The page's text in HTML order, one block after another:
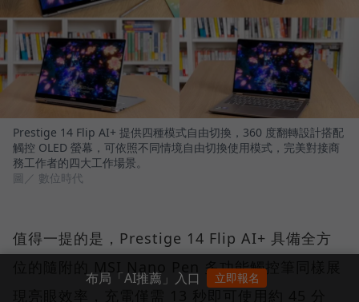
Prestige 14 Flip AI+ 提供四種模式自由切換，360 度翻轉設計搭配
觸控 OLED 螢幕，可依照不同情境自由切換使用模式，完美對接商
務工作者的四大工作場景。
圖／ 數位時代
值得一提的是，Prestige 14 Flip AI+ 具備全方
位的隨附的 MSI Nano Pen 多功能觸控筆同樣展
布局「AI推薦」入口 立即報名